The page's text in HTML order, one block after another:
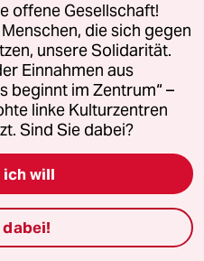
offene Gesellschaft!
die sich gegen
unsere Solidarität.
Einnahmen aus
beginnt im Zentrum“ –
linke Kulturzentren
Sind Sie dabei?
ich will
dabei!